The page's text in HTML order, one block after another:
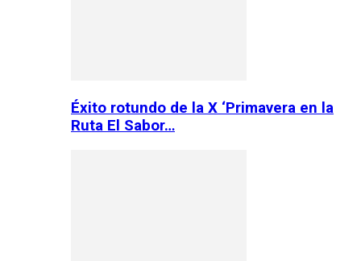
Éxito rotundo de la X ‘Primavera en la
Ruta El Sabor…